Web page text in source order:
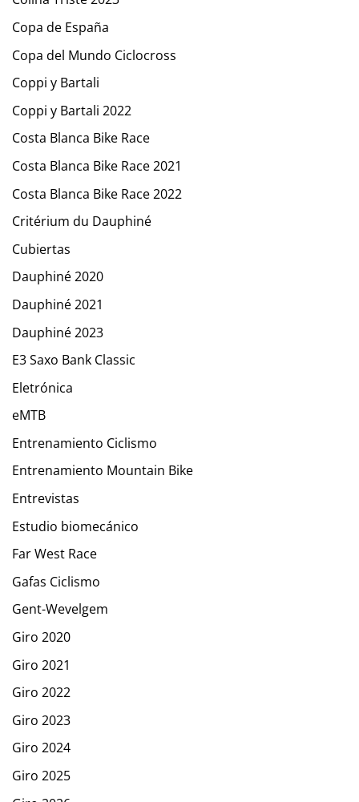
Copa de España
Copa del Mundo Ciclocross
Coppi y Bartali
Coppi y Bartali 2022
Costa Blanca Bike Race
Costa Blanca Bike Race 2021
Costa Blanca Bike Race 2022
Critérium du Dauphiné
Cubiertas
Dauphiné 2020
Dauphiné 2021
Dauphiné 2023
E3 Saxo Bank Classic
Eletrónica
eMTB
Entrenamiento Ciclismo
Entrenamiento Mountain Bike
Entrevistas
Estudio biomecánico
Far West Race
Gafas Ciclismo
Gent-Wevelgem
Giro 2020
Giro 2021
Giro 2022
Giro 2023
Giro 2024
Giro 2025